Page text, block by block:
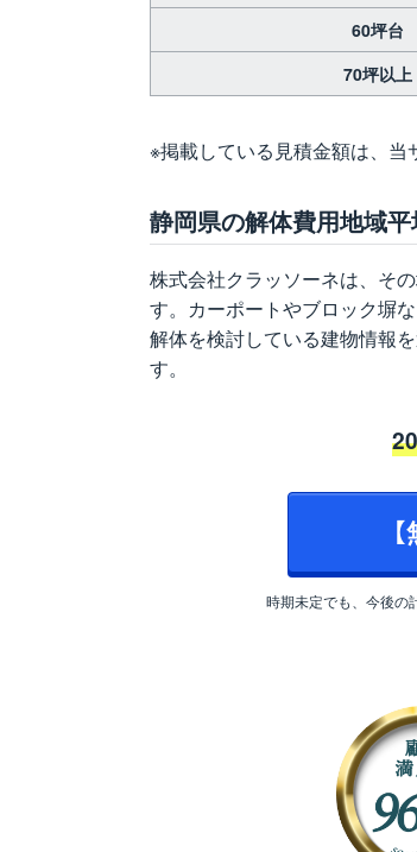
60坪台
70坪以上
※掲載している見積金額は、当
静岡県の解体費用地域
株式会社クラッソーネは、そ
す。カーポートやブロック塀
解体を検討している建物情報
す。
時期未定でも、今後の